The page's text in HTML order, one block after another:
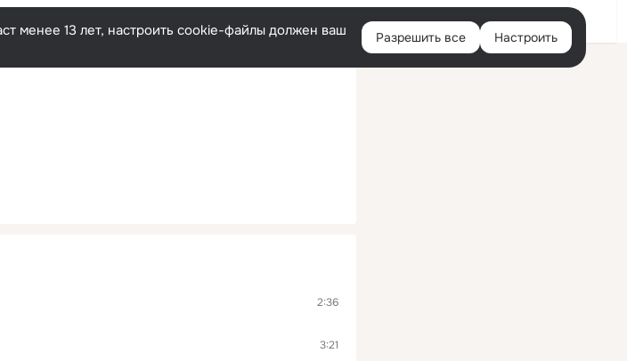
Русский Войти
менее 13 лет, настроить cookie-файлы должен ваш
Разрешить все Настроить
2:36
3:21